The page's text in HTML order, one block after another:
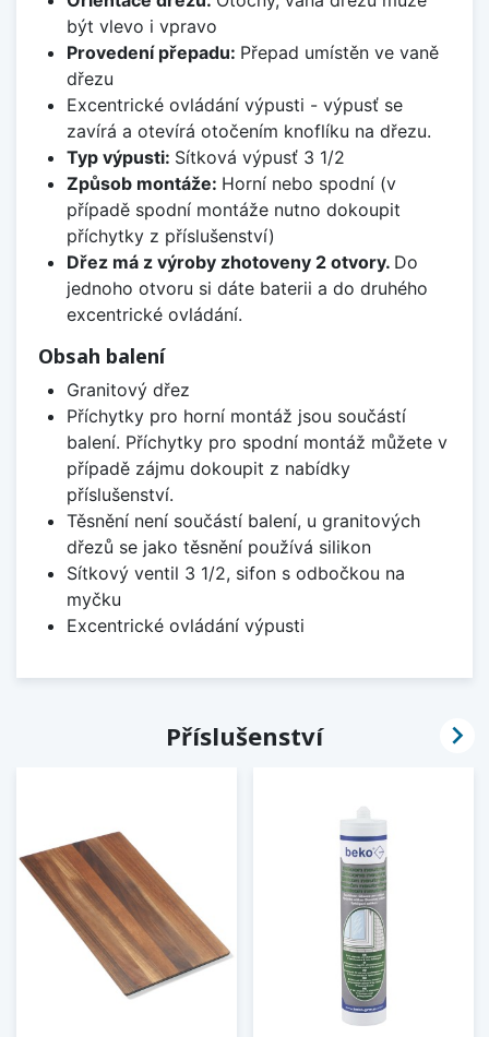
být vlevo i vpravo
Provedení přepadu: Přepad umístěn ve vaně
dřezu
Excentrické ovládání výpusti - výpusť se
zavírá a otevírá otočením knoflíku na dřezu.
Typ výpusti: Sítková výpusť 3 1/2
Způsob montáže: Horní nebo spodní (v
případě spodní montáže nutno dokoupit
příchytky z příslušenství)
Dřez má z výroby zhotoveny 2 otvory. Do
jednoho otvoru si dáte baterii a do druhého
excentrické ovládání.
Obsah balení
Granitový dřez
Příchytky pro horní montáž jsou součástí
balení. Příchytky pro spodní montáž můžete v
případě zájmu dokoupit z nabídky
příslušenství.
Těsnění není součástí balení, u granitových
dřezů se jako těsnění používá silikon
Sítkový ventil 3 1/2, sifon s odbočkou na
myčku
Excentrické ovládání výpusti
Příslušenství 